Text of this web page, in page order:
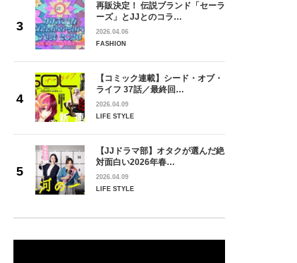
再販決定！ 伝説ブランド「セーラ
ーズ」とJJとのコラ…
2026.04.06
FASHION
【コミック連載】シード・オブ・
ライフ 37話／最終回…
2026.04.09
LIFE STYLE
【JJドラマ部】オタクが選んだ絶
対面白い2026年春…
2026.04.09
LIFE STYLE